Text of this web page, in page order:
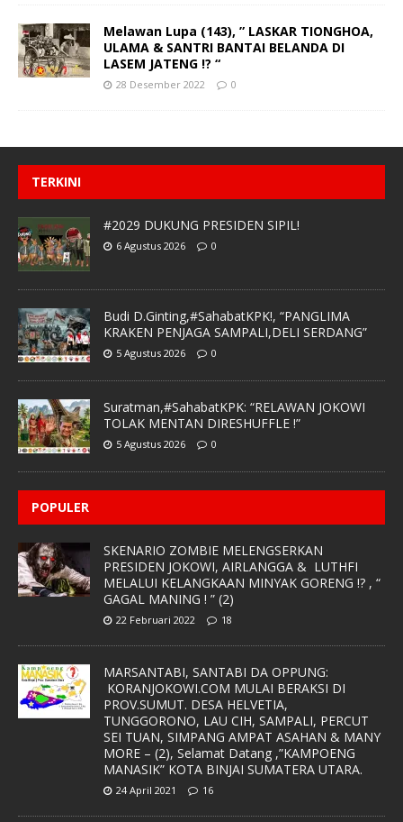
Melawan Lupa (143), ” LASKAR TIONGHOA,
ULAMA & SANTRI BANTAI BELANDA DI
LASEM JATENG !? “
28 Desember 2022 0
TERKINI
#2029 DUKUNG PRESIDEN SIPIL!
6 Agustus 2026 0
Budi D.Ginting,#SahabatKPK!, “PANGLIMA
KRAKEN PENJAGA SAMPALI,DELI SERDANG”
5 Agustus 2026 0
Suratman,#SahabatKPK: “RELAWAN JOKOWI
TOLAK MENTAN DIRESHUFFLE !”
5 Agustus 2026 0
POPULER
SKENARIO ZOMBIE MELENGSERKAN
PRESIDEN JOKOWI, AIRLANGGA & LUTHFI
MELALUI KELANGKAAN MINYAK GORENG !? , “
GAGAL MANING ! ” (2)
22 Februari 2022 18
MARSANTABI, SANTABI DA OPPUNG:
KORANJOKOWI.COM MULAI BERAKSI DI
PROV.SUMUT. DESA HELVETIA,
TUNGGORONO, LAU CIH, SAMPALI, PERCUT
SEI TUAN, SIMPANG AMPAT ASAHAN & MANY
MORE – (2), Selamat Datang ,”KAMPOENG
MANASIK” KOTA BINJAI SUMATERA UTARA.
24 April 2021 16